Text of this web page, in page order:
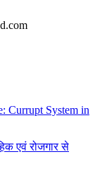
Currupt System in
एवं रोजगार से